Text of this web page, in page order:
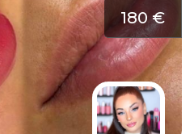
180 €